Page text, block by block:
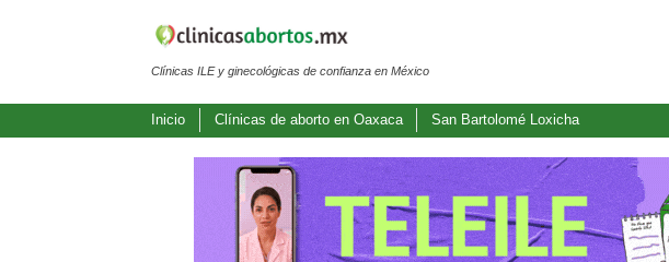
Clínicas ILE y ginecológicas de confianza en México
Inicio Clínicas de aborto en Oaxaca San Bartolomé Loxicha